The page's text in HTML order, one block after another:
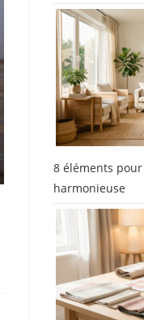
8 éléments
harmonieuse